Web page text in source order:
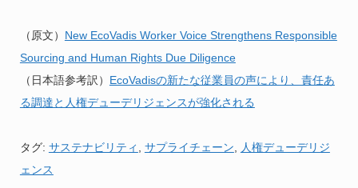
（原文） New EcoVadis Worker Voice Strengthens Responsible
Sourcing and Human Rights Due Diligence
（日本語参考訳） EcoVadisの新たな従業員の声により、責任あ
る調達と人権デューデリジェンスが強化される
タグ: サステナビリティ サプライチェーン
人権デューデリジ
ェンス